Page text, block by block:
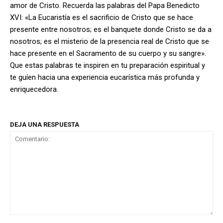
amor de Cristo. Recuerda las palabras del Papa Benedicto
XVI: «La Eucaristía es el sacrificio de Cristo que se hace
presente entre nosotros; es el banquete donde Cristo se da a
nosotros; es el misterio de la presencia real de Cristo que se
hace presente en el Sacramento de su cuerpo y su sangre».
Que estas palabras te inspiren en tu preparación espiritual y
te guíen hacia una experiencia eucarística más profunda y
enriquecedora.
DEJA UNA RESPUESTA